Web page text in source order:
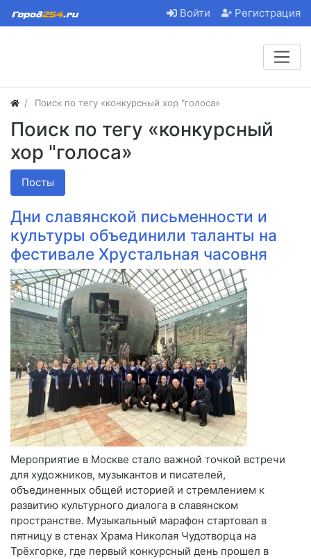
Войти Регистрация
Поиск по тегу «конкурсный хор "голоса»
Поиск по тегу «конкурсный
хор "голоса»
Посты
Дни славянской письменности и
культуры объединили таланты на
фестивале Хрустальная часовня
Мероприятие в Москве стало важной точкой встречи
для художников, музыкантов и писателей,
объединенных общей историей и стремлением к
развитию культурного диалога в славянском
пространстве. Музыкальный марафон стартовал в
пятницу в стенах Храма Николая Чудотворца на
Трёхгорке, где первый конкурсный день прошел в